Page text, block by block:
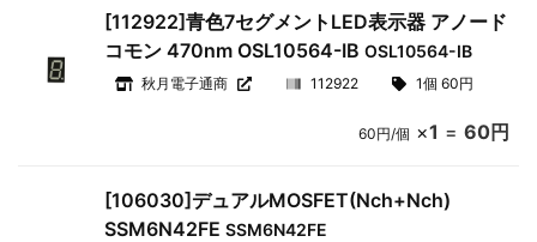
[112922]青色7セグメントLED表示器 アノード
コモン 470nm OSL10564-IBOSL10564-IB
秋月電子通商 112922 1個 60円
60円/個 ×1 = 60円
[106030]デュアルMOSFET(Nch+Nch)
SSM6N42FESSM6N42FE